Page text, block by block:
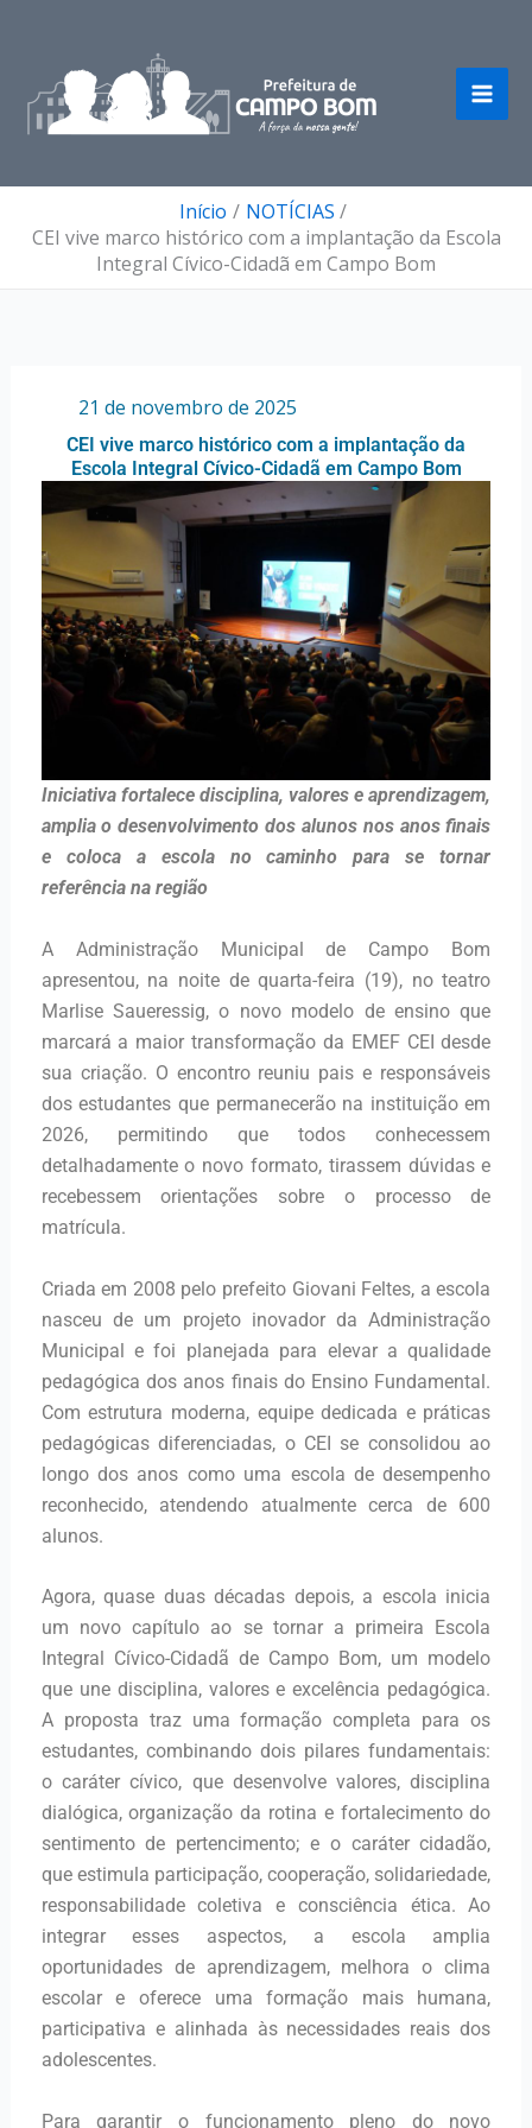
conteúdo
Início
NOTÍCIAS
CEI vive marco histórico com a implantação da Escola
Integral Cívico-Cidadã em Campo Bom
21 de novembro de 2025
CEI vive marco histórico com a implantação da
Escola Integral Cívico-Cidadã em Campo Bom
Iniciativa fortalece disciplina, valores e aprendizagem,
amplia o desenvolvimento dos alunos nos anos finais
e coloca a escola no caminho para se tornar
referência na região
A Administração Municipal de Campo Bom
apresentou, na noite de quarta-feira (19), no teatro
Marlise Saueressig, o novo modelo de ensino que
marcará a maior transformação da EMEF CEI desde
sua criação. O encontro reuniu pais e responsáveis
dos estudantes que permanecerão na instituição em
2026, permitindo que todos conhecessem
detalhadamente o novo formato, tirassem dúvidas e
recebessem orientações sobre o processo de
matrícula.
Criada em 2008 pelo prefeito Giovani Feltes, a escola
nasceu de um projeto inovador da Administração
Municipal e foi planejada para elevar a qualidade
pedagógica dos anos finais do Ensino Fundamental.
Com estrutura moderna, equipe dedicada e práticas
pedagógicas diferenciadas, o CEI se consolidou ao
longo dos anos como uma escola de desempenho
reconhecido, atendendo atualmente cerca de 600
alunos.
Agora, quase duas décadas depois, a escola inicia
um novo capítulo ao se tornar a primeira Escola
Integral Cívico-Cidadã de Campo Bom, um modelo
que une disciplina, valores e excelência pedagógica.
A proposta traz uma formação completa para os
estudantes, combinando dois pilares fundamentais:
o caráter cívico, que desenvolve valores, disciplina
dialógica, organização da rotina e fortalecimento do
sentimento de pertencimento; e o caráter cidadão,
que estimula participação, cooperação, solidariedade,
responsabilidade coletiva e consciência ética. Ao
integrar esses aspectos, a escola amplia
oportunidades de aprendizagem, melhora o clima
escolar e oferece uma formação mais humana,
participativa e alinhada às necessidades reais dos
adolescentes.
Para garantir o funcionamento pleno do novo